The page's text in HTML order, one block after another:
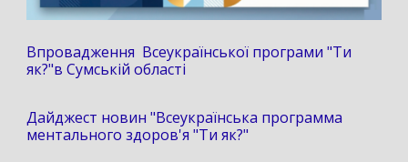
Впровадження Всеукраїнської програми "Ти
як?"в Сумській області
Дайджест новин "Всеукраїнська программа
ментального здоров'я "Ти як?"